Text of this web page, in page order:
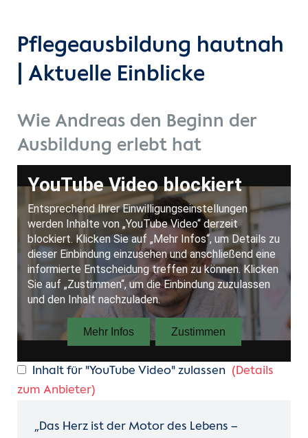
Pflegeausbildung hautnah
| Aktuelle Einblicke
Wie Andreas den Beginn der
Ausbildung erlebt hat
„Das Herz ist der Motor des Lebens –
Inhalt für "YouTube Video" zulassen (Details
zum Anbieter)